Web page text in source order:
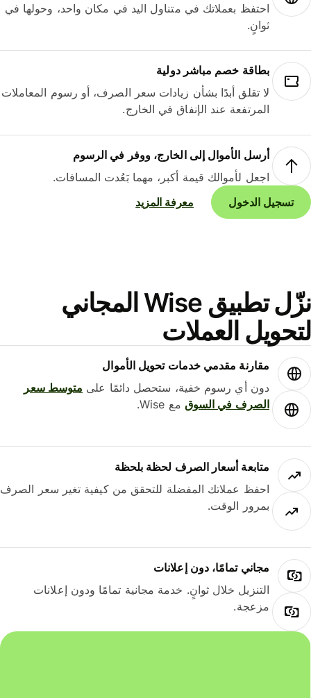
احتفظ بعملاتك في متناول اليد في مكان واحد، وحولها في
ثوانٍ.
بطاقة خصم مباشر دولية
لا تقلق أبدًا بشأن زيادات سعر الصرف، أو رسوم المعاملات
المرتفعة عند الإنفاق في الخارج.
أرسل الأموال إلى الخارج، ووفر في الرسوم
اجعل لأموالك قيمة أكبر، مهما بَعُدت المسافات.
تسجيل الدخول
معرفة المزيد
نزّل تطبيق Wise المجاني
العملات
مقارنة مقدمي خدمات تحويل الأموال
دون أي رسوم خفية، ستحصل دائمًا علىمتوسط ​​سعر
الصرف في السوقمع Wise.
متابعة أسعار الصرف لحظة بلحظة
احفظ عملاتك المفضلة للتحقق من كيفية تغير سعر الصرف
بمرور الوقت.
مجاني تمامًا، دون إعلانات
التنزيل خلال ثوانٍ. خدمة مجانية تمامًا ودون إعلانات
مزعجة.